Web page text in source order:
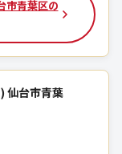
市青葉区の
仙台市青葉